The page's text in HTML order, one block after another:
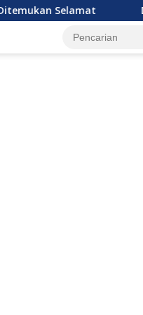
DPRD Kalbar